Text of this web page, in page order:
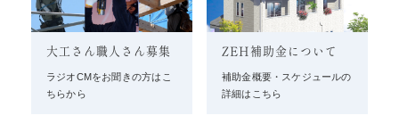
大工さん職人さん募集
ラジオCMをお聞きの方はこ
ちらから
ZEH補助金について
補助金概要・スケジュールの
詳細はこちら